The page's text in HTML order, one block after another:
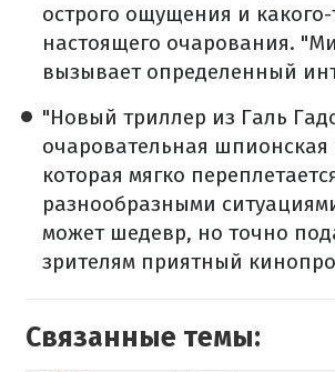
острого ощущения и какого-
настоящего очарования.
вызывает определенный
"Новый триллер из Галь
очаровательная шпионская
которая мягко
разнообразными
может шедевр, но точно
зрителям приятный
Связанные темы: